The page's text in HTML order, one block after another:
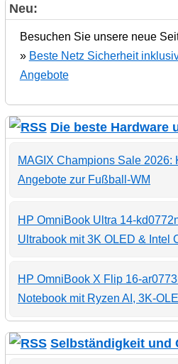
Neu:
Besuchen Sie unsere neue
» Beste Netz Sicherheit
Angebote
Die beste Hardware
MAGIX Champions Sale 2026:
Angebote zur Fußball-WM
HP OmniBook Ultra 14-
Ultrabook mit 3K OLED & Intel
HP OmniBook X Flip 16-
Notebook mit Ryzen AI, 3K-
Selbständigkeit und